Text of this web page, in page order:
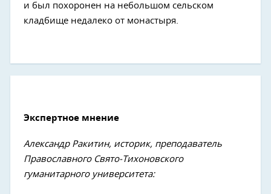
и был похоронен на небольшом сельском
кладбище недалеко от монастыря.
Экспертное мнение
Александр Ракитин, историк, преподаватель
Православного Свято-Тихоновского
гуманитарного университета: